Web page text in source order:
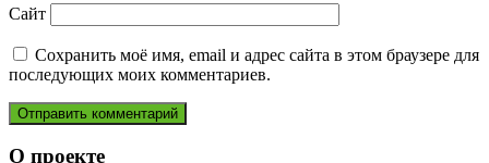
Сайт
Сохранить моё имя, email и адрес сайта в этом браузере для
последующих моих комментариев.
О проекте